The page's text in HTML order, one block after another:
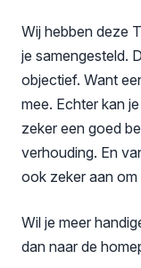
Wij hebben deze
je samengesteld.
objectief. Want
mee. Echter kan
zeker een goed
verhouding. En
ook zeker aan
Wil je meer
dan naar de